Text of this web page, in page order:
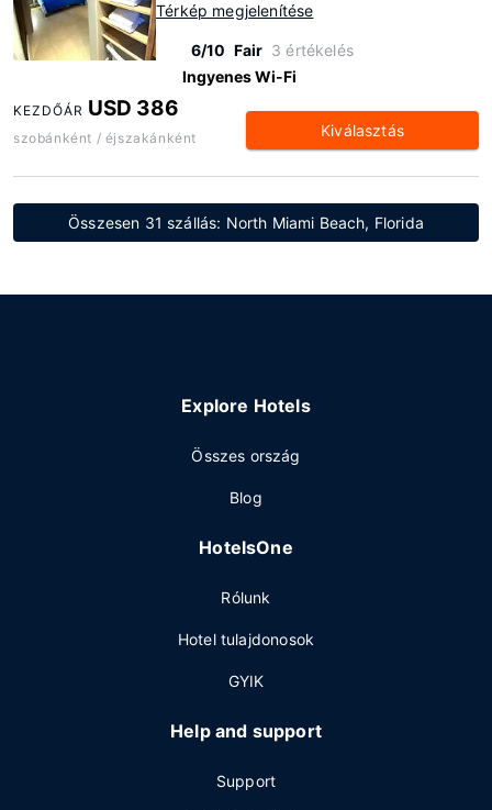
Térkép megjelenítése
6/10 Fair 3 értékelés
Ingyenes Wi-Fi
KEZDŐÁR USD 386
szobánként / éjszakánként Kiválasztás
Összesen 31 szállás: North Miami Beach, Florida
Explore Hotels
Összes ország
Blog
HotelsOne
Rólunk
Hotel tulajdonosok
GYIK
Help and support
Support